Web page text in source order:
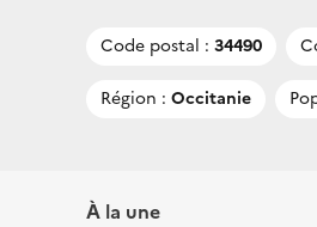
Code postal : 34490
Région : Occitanie
À la une